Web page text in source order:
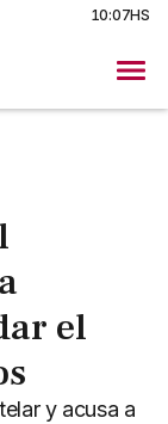
10:07HS
el
y acusa a